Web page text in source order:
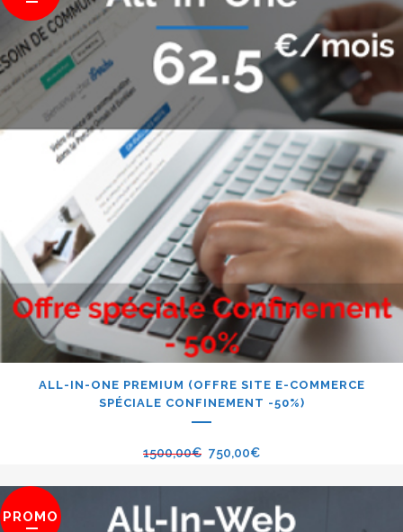
ALL-IN-ONE PREMIUM (OFFRE SITE E-COMMERCE
SPÉCIALE CONFINEMENT -50%)
1500,00€ 750,00€
PROMO